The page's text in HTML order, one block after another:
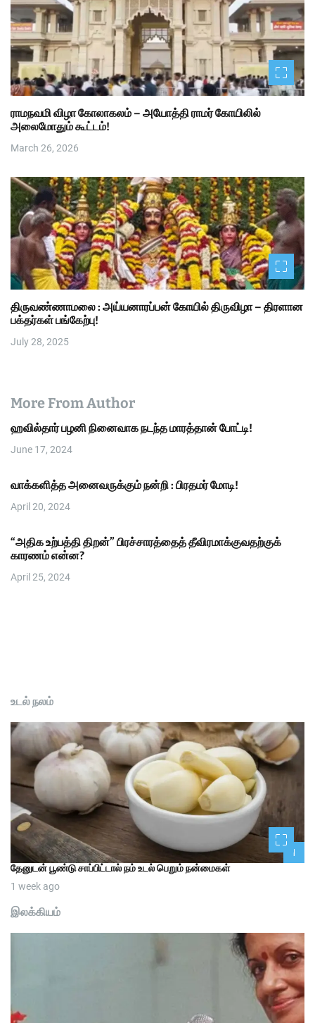
ராமநவமி விழா கோலாகலம் – அயோத்தி ராமர் கோயிலில்
அலைமோதும் கூட்டம்!
March 26, 2026
திருவண்ணாமலை : அய்யனாரப்பன் கோயில் திருவிழா – திரளான
பக்தர்கள் பங்கேற்பு!
July 28, 2025
More From Author
ஹவில்தார் பழனி நினைவாக நடந்த மாரத்தான் போட்டி!
June 17, 2024
வாக்களித்த அனைவருக்கும் நன்றி : பிரதமர் மோடி!
April 20, 2024
“அதிக உற்பத்தி திறன்” பிரச்சாரத்தைத் தீவிரமாக்குவதற்குக்
காரணம் என்ன?
April 25, 2024
உடல் நலம்
1
தேனுடன் பூண்டு சாப்பிட்டால் நம் உடல் பெறும் நன்மைகள்
1 week ago
இலக்கியம்